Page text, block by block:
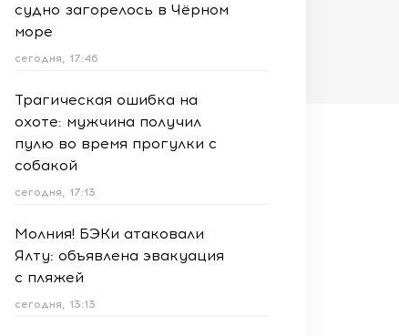
судно загорелось в Чёрном
море
сегодня, 17:46
Трагическая ошибка на
охоте: мужчина получил
пулю во время прогулки с
собакой
сегодня, 17:13
Молния! БЭКи атаковали
Ялту: объявлена эвакуация
с пляжей
сегодня, 13:13